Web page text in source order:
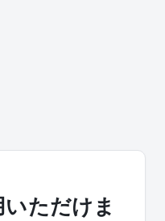
ただけま